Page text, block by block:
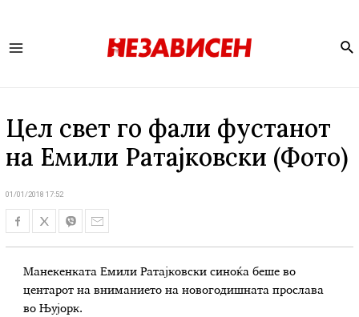
Цел свет го фали фустанот
на Емили Ратајковски (Фото)
01/01/2018 17:52
Манекенката Емили Ратајковски синоќа беше во
центарот на вниманието на новогодишната прослава
во Њујорк.